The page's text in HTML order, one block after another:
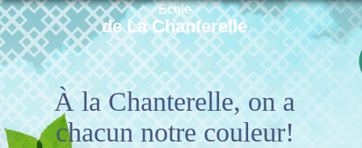
École
de La Chanterelle
À la Chanterelle, on a
chacun notre couleur!